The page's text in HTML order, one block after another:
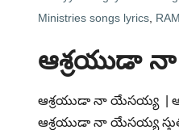
Ministries songs lyrics
ఆశ్రయుడా
ఆశ్రయుడా నా యేసయ్య |
ఆశ్రయుడా నా యేసయ్య